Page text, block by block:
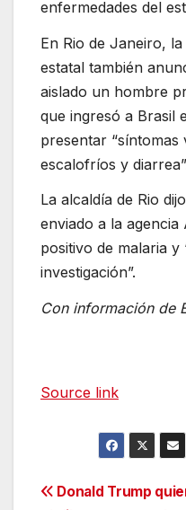
enfermedades del
En Rio de Janeiro,
estatal también
aislado un hombre
que ingresó a Brasil
presentar “síntomas
escalofríos y
La alcaldía de Rio
enviado a la agencia
positivo de malaria y
investigación”.
Con información de
Source link
Donald Trump